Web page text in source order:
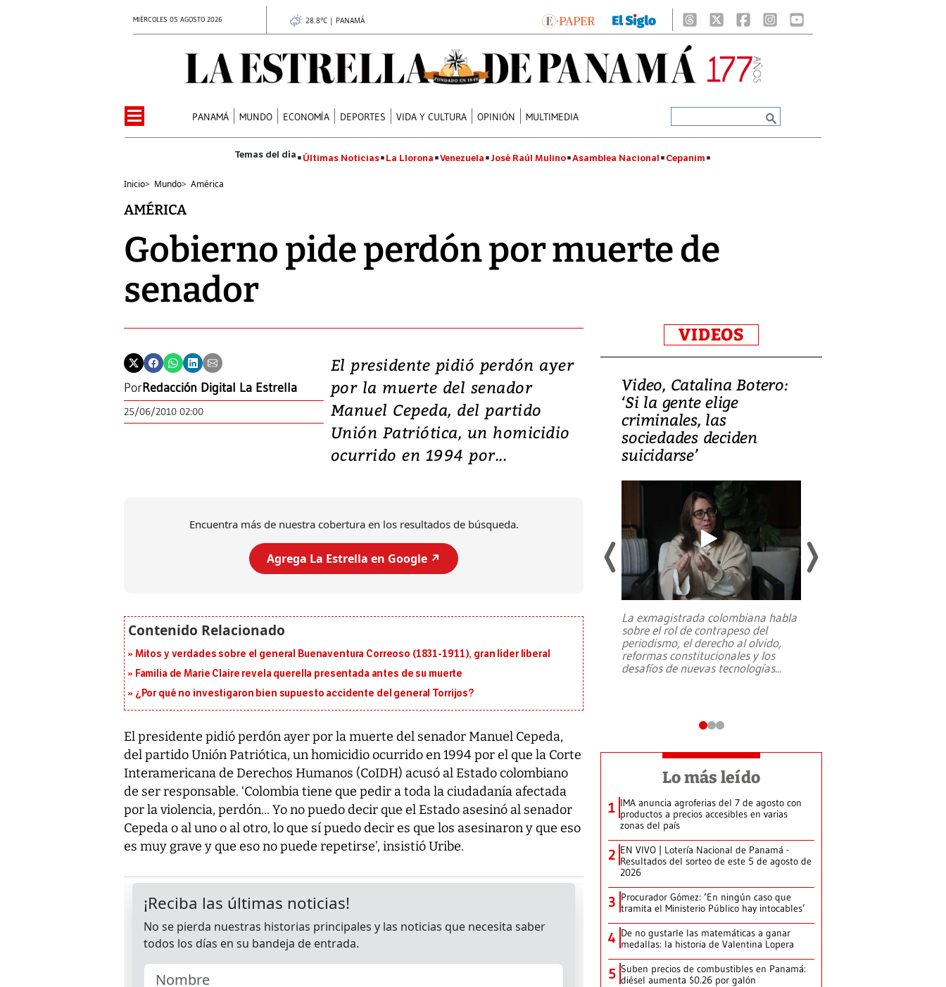
MIÉRCOLES 05 AGOSTO 2026 28.8°C | PANAMÁ
PANAMÁ MUNDO ECONOMÍA DEPORTES VIDA Y CULTURA OPINIÓN MULTIMEDIA
Últimas Noticias La Llorona Venezuela José Raúl Mulino Asamblea Nacional Cepanim
Inicio> Mundo> América
AMÉRICA
Gobierno pide perdón por muerte de
senador
PorRedacción Digital La Estrella
25/06/2010 02:00
El presidente pidió perdón ayer
por la muerte del senador
Manuel Cepeda, del partido
Unión Patriótica, un homicidio
ocurrido en 1994 por...
Encuentra más de nuestra cobertura en los resultados de búsqueda.
Agrega La Estrella en Google ↗️
Mitos y verdades sobre el general Buenaventura Correoso (1831-1911), gran líder liberal
Familia de Marie Claire revela querella presentada antes de su muerte
¿Por qué no investigaron bien supuesto accidente del general Torrijos?
El presidente pidió perdón ayer por la muerte del senador Manuel Cepeda,
del partido Unión Patriótica, un homicidio ocurrido en 1994 por el que la Corte
Interamericana de Derechos Humanos (CoIDH) acusó al Estado colombiano
de ser responsable. ‘Colombia tiene que pedir a toda la ciudadanía afectada
por la violencia, perdón... Yo no puedo decir que el Estado asesinó al senador
Cepeda o al uno o al otro, lo que sí puedo decir es que los asesinaron y que eso
es muy grave y que eso no puede repetirse’, insistió Uribe.
VIDEOS
Video, Japón: Terremoto
deja heridos y graves
daños en Kumamoto
al sur de Japón, provocando una
Video, Catalina Botero:
‘Si la gente elige
criminales, las
sociedades deciden
suicidarse’
La exmagistrada colombiana habla
sobre el rol de contrapeso del
periodismo, el derecho al olvido,
reformas constitucionales y los
desafíos de nuevas tecnologías...
Lo más leído
1 IMA anuncia agroferias del 7 de agosto con
productos a precios accesibles en varias
zonas del país
2 EN VIVO | Lotería Nacional de Panamá -
Resultados del sorteo de este 5 de agosto de
2026
3 Procurador Gómez: ‘En ningún caso que
tramita el Ministerio Público hay intocables’
4 De no gustarle las matemáticas a ganar
medallas: la historia de Valentina Lopera
5 Suben precios de combustibles en Panamá:
diésel aumenta $0.26 por galón